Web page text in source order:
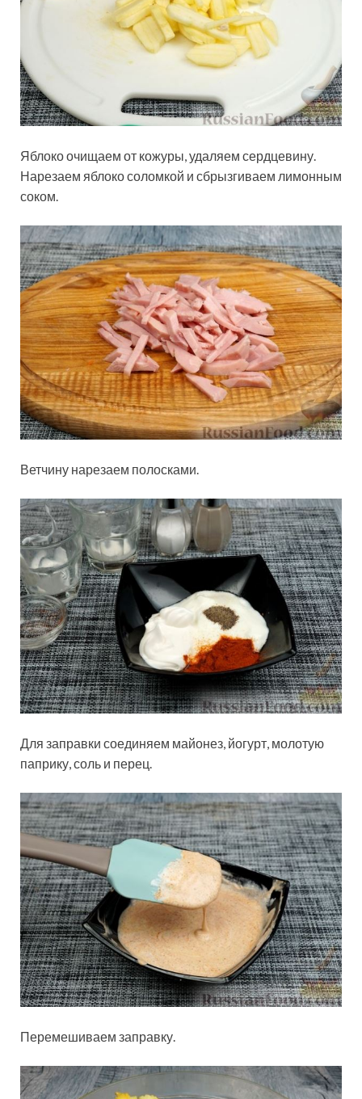
Яблоко очищаем от кожуры, удаляем сердцевину.
Нарезаем яблоко соломкой и сбрызгиваем лимонным
соком.
Ветчину нарезаем полосками.
Для заправки соединяем майонез, йогурт, молотую
паприку, соль и перец.
Перемешиваем заправку.